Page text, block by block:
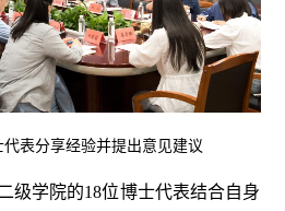
代表分享经验并提出意见建议
级学院的18位博士代表结合自身